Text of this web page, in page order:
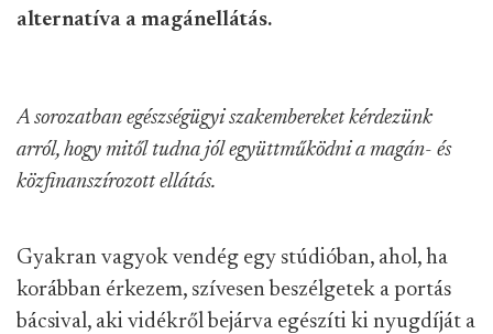
alternatíva a magánellátás.
A sorozatban egészségügyi szakembereket kérdezünk
arról, hogy mitől tudna jól együttműködni a magán- és
közfinanszírozott ellátás.
Gyakran vagyok vendég egy stúdióban, ahol, ha
korábban érkezem, szívesen beszélgetek a portás
bácsival, aki vidékről bejárva egészíti ki nyugdíját a